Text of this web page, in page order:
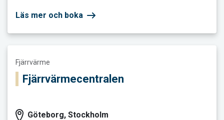
Läs mer och boka
Fjärrvärme
Fjärrvärmecentralen
Göteborg, Stockholm